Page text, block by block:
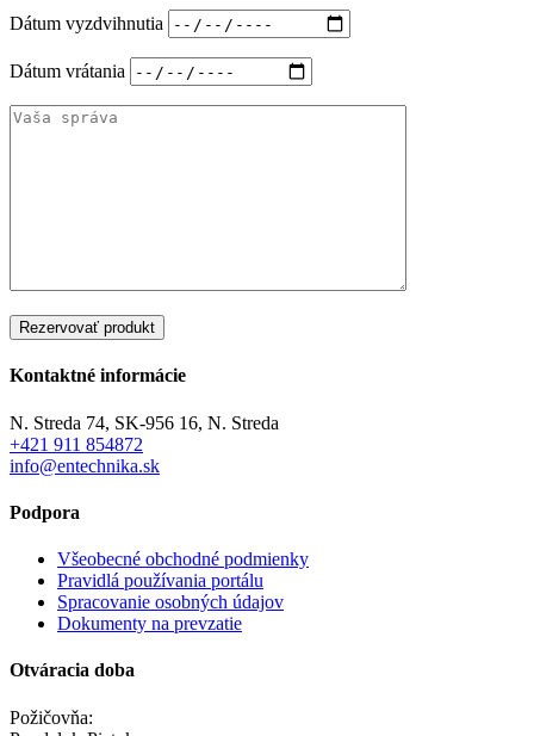
Dátum vyzdvihnutia
Dátum vrátania
Kontaktné informácie
N. Streda 74, SK-956 16, N. Streda
+421 911 854872
info@entechnika.sk
Podpora
Všeobecné obchodné podmienky
Pravidlá používania portálu
Spracovanie osobných údajov
Dokumenty na prevzatie
Otváracia doba
Požičovňa: